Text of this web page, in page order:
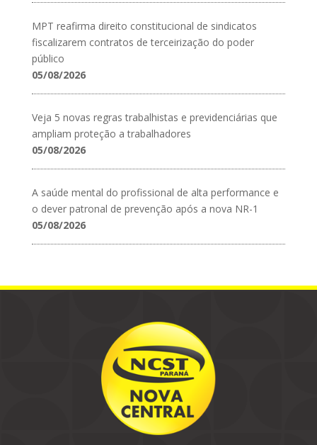
MPT reafirma direito constitucional de sindicatos
fiscalizarem contratos de terceirização do poder
público
05/08/2026
Veja 5 novas regras trabalhistas e previdenciárias que
ampliam proteção a trabalhadores
05/08/2026
A saúde mental do profissional de alta performance e
o dever patronal de prevenção após a nova NR-1
05/08/2026